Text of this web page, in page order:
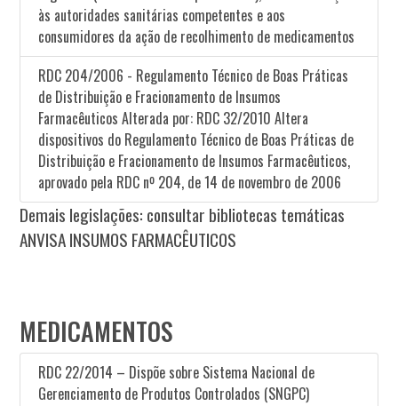
às autoridades sanitárias competentes e aos
consumidores da ação de recolhimento de medicamentos
RDC 204/2006 - Regulamento Técnico de Boas Práticas
de Distribuição e Fracionamento de Insumos
Farmacêuticos Alterada por: RDC 32/2010 Altera
dispositivos do Regulamento Técnico de Boas Práticas de
Distribuição e Fracionamento de Insumos Farmacêuticos,
aprovado pela RDC nº 204, de 14 de novembro de 2006
Demais legislações: consultar bibliotecas temáticas
ANVISA INSUMOS FARMACÊUTICOS
MEDICAMENTOS
RDC 22/2014 – Dispõe sobre Sistema Nacional de
Gerenciamento de Produtos Controlados (SNGPC)